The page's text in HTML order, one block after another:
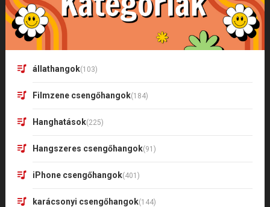
állathangok(103)
Filmzene csengőhangok(184)
Hanghatások(225)
Hangszeres csengőhangok(91)
iPhone csengőhangok(401)
karácsonyi csengőhangok(144)